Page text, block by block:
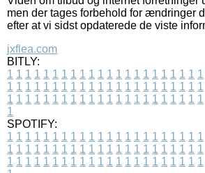
men der tages forbehold for ændringer
efter at vi sidst opdaterede de viste
jxflea.com
BITLY:
1 1 1 1 1 1 1 1 1 1 1 1 1 1 1 1 1 1 1 1 1 1
1 1 1 1 1 1 1 1 1 1 1 1 1 1 1 1 1 1 1 1 1 1
1 1 1 1 1 1 1 1 1 1 1 1 1 1 1 1 1 1 1 1 1 1
1
SPOTIFY:
1 1 1 1 1 1 1 1 1 1 1 1 1 1 1 1 1 1 1 1 1 1
1 1 1 1 1 1 1 1 1 1 1 1 1 1 1 1 1 1 1 1 1 1
1 1 1 1 1 1 1 1 1 1 1 1 1 1 1 1 1 1 1 1 1 1